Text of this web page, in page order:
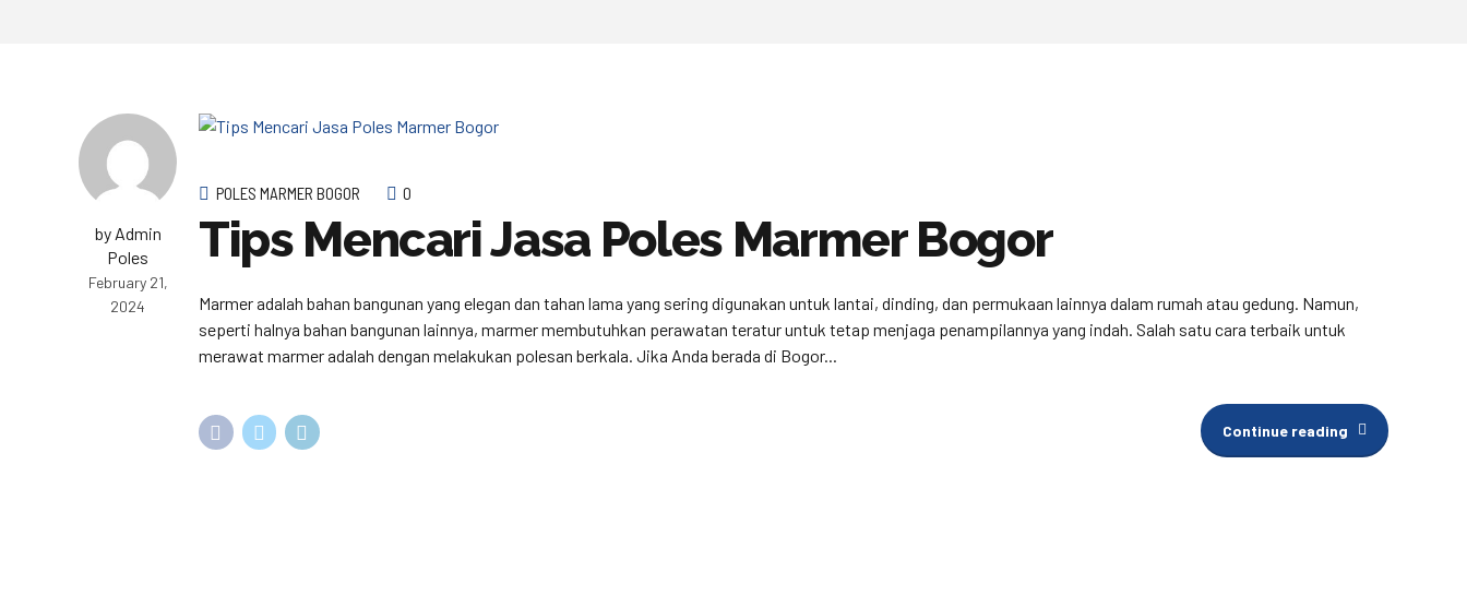
by Admin
Poles
February 21,
2024
POLES MARMER BOGOR 0
Tips Mencari Jasa Poles Marmer Bogor
Marmer adalah bahan bangunan yang elegan dan tahan lama yang sering digunakan untuk lantai, dinding, dan permukaan lainnya dalam rumah atau gedung. Namun,
seperti halnya bahan bangunan lainnya, marmer membutuhkan perawatan teratur untuk tetap menjaga penampilannya yang indah. Salah satu cara terbaik untuk
merawat marmer adalah dengan melakukan polesan berkala. Jika Anda berada di Bogor...
Continue reading